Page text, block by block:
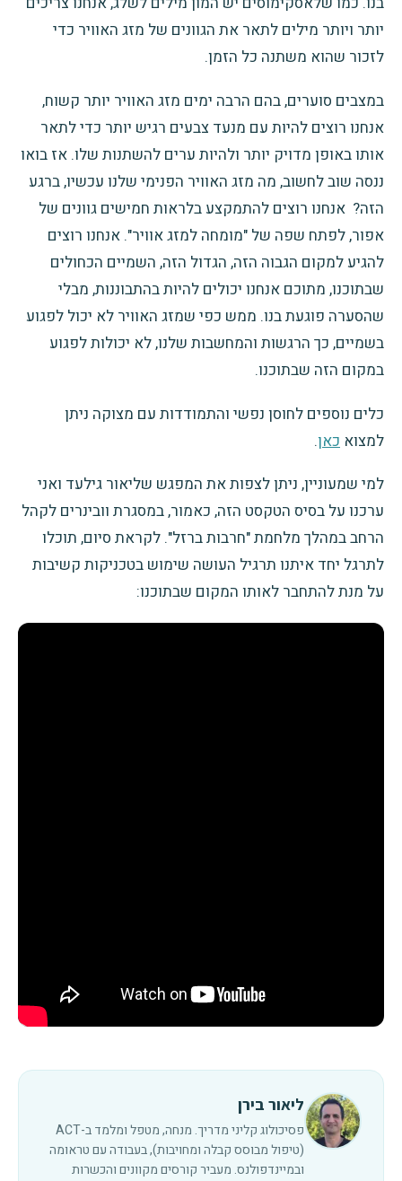
יותר ויותר מילים לתאר את הגוונים של מזג האוויר כדי
לזכור שהוא משתנה כל הזמן.
במצבים סוערים, בהם הרבה ימים מזג האוויר יותר קשוח,
אנחנו רוצים להיות עם מנעד צבעים רגיש יותר כדי לתאר
אותו באופן מדויק יותר ולהיות ערים להשתנות שלו. אז בואו
ננסה שוב לחשוב, מה מזג האוויר הפנימי שלנו עכשיו, ברגע
הזה? אנחנו רוצים להתמקצע בלראות חמישים גוונים של
אפור, לפתח שפה של "מומחה למזג אוויר". אנחנו רוצים
להגיע למקום הגבוה הזה, הגדול הזה, השמיים הכחולים
שבתוכנו, מתוכם אנחנו יכולים להיות בהתבוננות, מבלי
שהסערה פוגעת בנו. ממש כפי שמזג האוויר לא יכול לפגוע
בשמיים, כך הרגשות והמחשבות שלנו, לא יכולות לפגוע
במקום הזה שבתוכנו.
כלים נוספים לחוסן נפשי והתמודדות עם מצוקה ניתן
למצוא כאן.
למי שמעוניין, ניתן לצפות את המפגש שליאור גילעד ואני
ערכנו על בסיס הטקסט הזה, כאמור, במסגרת וובינרים לקהל
הרחב במהלך מלחמת "חרבות ברזל". לקראת סיום, תוכלו
לתרגל יחד איתנו תרגיל העושה שימוש בטכניקות קשיבות
על מנת להתחבר לאותו המקום שבתוכנו:
ליאור בירן
פסיכולוג קליני מדריך. מנחה, מטפל ומלמד ב-ACT
(טיפול מבוסס קבלה ומחויבות), בעבודה עם טראומה
ובמיינדפולנס. מעביר קורסים מקוונים והכשרות